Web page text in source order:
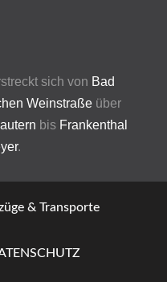
sich von Bad
Weinstraße über
bis Frankenthal
.
& Transporte